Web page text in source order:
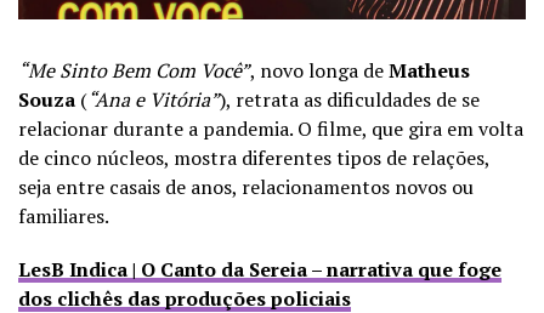
“Me Sinto Bem Com Você”, novo longa deMatheus
Souza (“Ana e Vitória”), retrata as dificuldades de se
relacionar durante a pandemia. O filme, que gira em volta
de cinco núcleos, mostra diferentes tipos de relações,
seja entre casais de anos, relacionamentos novos ou
familiares.
LesB Indica | O Canto da Sereia – narrativa que foge
dos clichês das produções policiais